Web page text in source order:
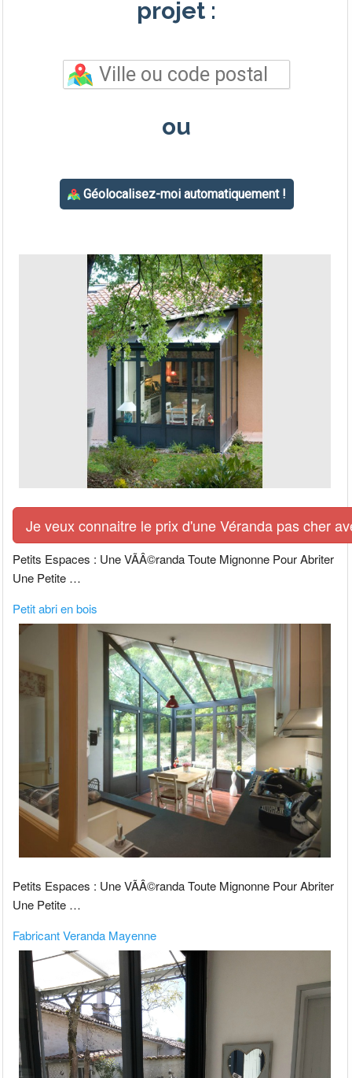
Je veux connaitre le prix d'une Véranda pas cher
Petits Espaces : Une VÃÂ©randa Toute Mignonne Pour Abriter
Une Petite …
Petit abri en bois
Petits Espaces : Une VÃÂ©randa Toute Mignonne Pour Abriter
Une Petite …
Fabricant Veranda Mayenne